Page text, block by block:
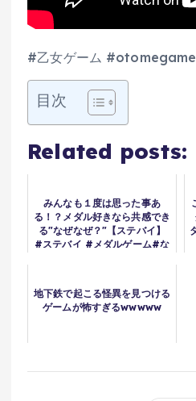
#乙女ゲーム #otomegame
目次
Related posts:
みんなも１度は思った事あ
る！？メダル好きなら共感でき
る"なぜなぜ？"【ステバイ】
#ステバイ #メダルゲーム#な
地下鉄で起こる怪異を見つける
ゲームが怖すぎるwwwww